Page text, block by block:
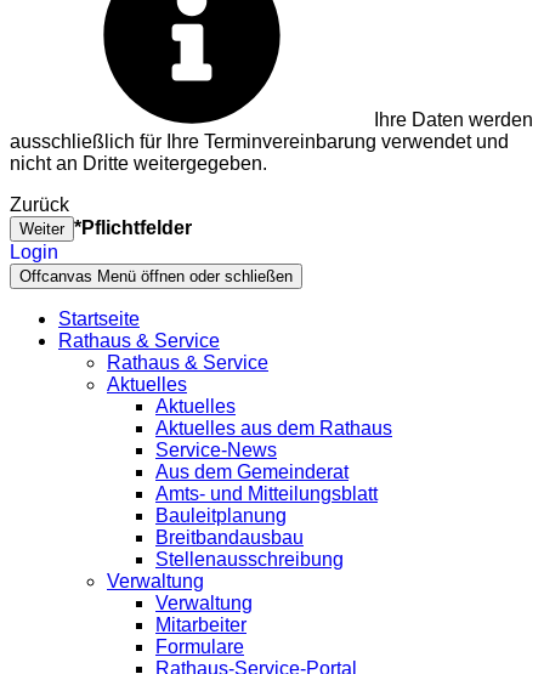
Ihre Daten werden
ausschließlich für Ihre Terminvereinbarung verwendet und
nicht an Dritte weitergegeben.
Zurück
Weiter *Pflichtfelder
Login
Offcanvas Menü öffnen oder schließen
Startseite
Rathaus & Service
Rathaus & Service
Aktuelles
Aktuelles
Aktuelles aus dem Rathaus
Service-News
Aus dem Gemeinderat
Amts- und Mitteilungsblatt
Bauleitplanung
Breitbandausbau
Stellenausschreibung
Verwaltung
Verwaltung
Mitarbeiter
Formulare
Rathaus-Service-Portal